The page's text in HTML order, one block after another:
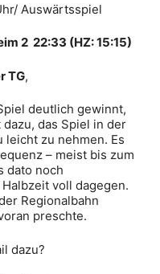
Auswärtsspiel
2 22:33 (HZ: 15:15)
TG,
deutlich gewinnt,
das Spiel in der
leicht zu nehmen. Es
– meist bis zum
dato noch
voll dagegen.
Regionalbahn
preschte.
dazu?